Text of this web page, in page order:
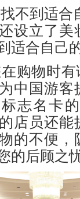
不到适合
设立了美
适合自己
购物时
中国游
志名卡
店员还能
的不便，
的后顾之